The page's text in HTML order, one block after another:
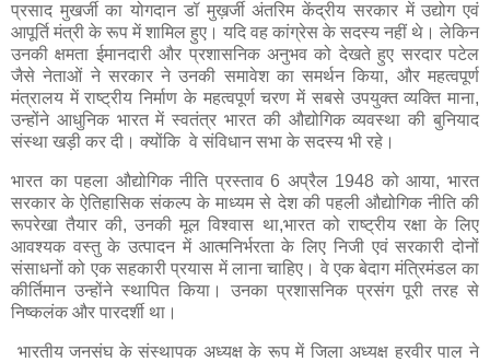
प्रसाद मुखर्जी का योगदान डॉ मुख़र्जी अंतरिम केंद्रीय सरकार में उद्योग एवं
आपूर्ति मंत्री के रूप में शामिल हुए। यदि वह कांग्रेस के सदस्य नहीं थे। लेकिन
उनकी क्षमता ईमानदारी और प्रशासनिक अनुभव को देखते हुए सरदार पटेल
जैसे नेताओं ने सरकार ने उनकी समावेश का समर्थन किया, और महत्वपूर्ण
मंत्रालय में राष्ट्रीय निर्माण के महत्वपूर्ण चरण में सबसे उपयुक्त व्यक्ति माना,
उन्होंने आधुनिक भारत में स्वतंत्र भारत की औद्योगिक व्यवस्था की बुनियाद
संस्था खड़ी कर दी। क्योंकि वे संविधान सभा के सदस्य भी रहे।
भारत का पहला औद्योगिक नीति प्रस्ताव 6 अप्रैल 1948 को आया, भारत
सरकार के ऐतिहासिक संकल्प के माध्यम से देश की पहली औद्योगिक नीति की
रूपरेखा तैयार की, उनकी मूल विश्वास था,भारत को राष्ट्रीय रक्षा के लिए
आवश्यक वस्तु के उत्पादन में आत्मनिर्भरता के लिए निजी एवं सरकारी दोनों
संसाधनों को एक सहकारी प्रयास में लाना चाहिए। वे एक बेदाग मंत्रिमंडल का
कीर्तिमान उन्होंने स्थापित किया। उनका प्रशासनिक प्रसंग पूरी तरह से
निष्कलंक और पारदर्शी था।
भारतीय जनसंघ के संस्थापक अध्यक्ष के रूप में जिला अध्यक्ष हरवीर पाल ने